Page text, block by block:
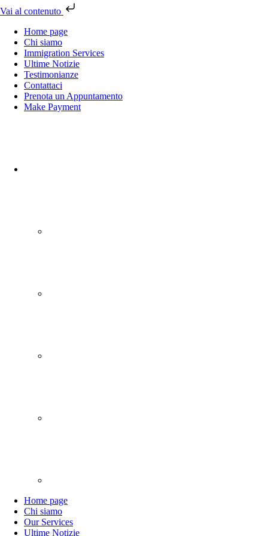
Vai al contenuto
Home page
Chi siamo
Immigration Services
Ultime Notizie
Testimonianze
Contattaci
Prenota un Appuntamento
Make Payment
Home page
Chi siamo
Our Services
Ultime Notizie